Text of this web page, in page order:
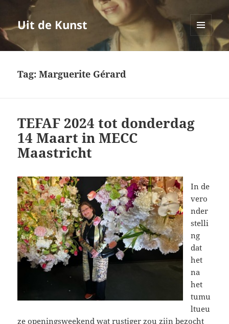
Uit de Kunst
MENU
EN
Tag:Marguerite Gérard
TEFAF 2024 tot donderdag
14 Maart in MECC
Maastricht
In de
vero
nder
stelli
ng
dat
het
na
het
tumu
ltueu
ze openingsweekend wat rustiger zou zijn bezocht